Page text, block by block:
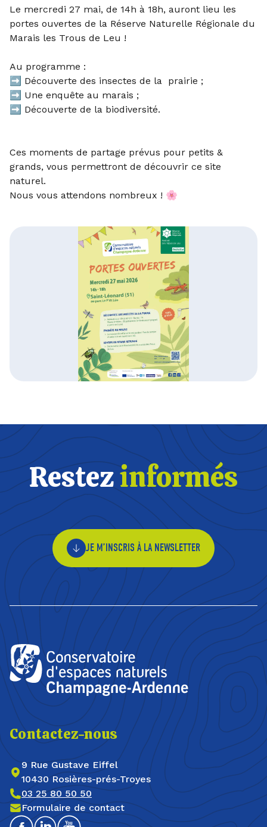
Le mercredi 27 mai, de 14h à 18h, auront lieu les
portes ouvertes de la Réserve Naturelle Régionale du
Marais les Trous de Leu !
Au programme :
➡️ Découverte des insectes de la prairie ;
➡️ Une enquête au marais ;
➡️ Découverte de la biodiversité.
Ces moments de partage prévus pour petits &
grands, vous permettront de découvrir ce site
naturel.
Nous vous attendons nombreux ! 🌸
Restezinformés
JE M’INSCRIS À LA NEWSLETTER
Contactez-nous
9 Rue Gustave Eiffel
10430 Rosières-prés-Troyes
03 25 80 50 50
Formulaire de contact